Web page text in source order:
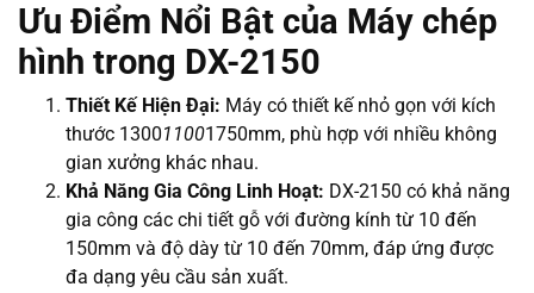
Ưu Điểm Nổi Bật của Máy chép
hình trong DX-2150
Thiết Kế Hiện Đại: Máy có thiết kế nhỏ gọn với kích
thước 130011001750mm, phù hợp với nhiều không
gian xưởng khác nhau.
Khả Năng Gia Công Linh Hoạt: DX-2150 có khả năng
gia công các chi tiết gỗ với đường kính từ 10 đến
150mm và độ dày từ 10 đến 70mm, đáp ứng được
đa dạng yêu cầu sản xuất.